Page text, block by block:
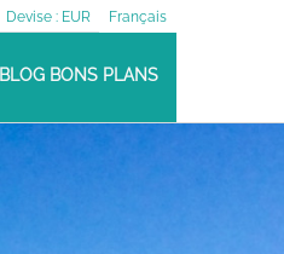
Français
Devise : EUR
BLOG BONS PLANS